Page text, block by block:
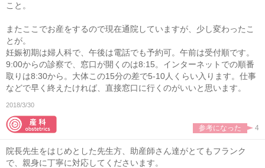
こと。
またここでお産をするので現在通院していますが、少し変わったこ
とが。
妊娠初期は婦人科で、午後は電話でも予約可。午前は受付順です。
9:00からの診察で、窓口が開くのは8:15。インターネットでの順番
取りは8:30から。大体この15分の差で5-10人くらい入ります。仕事
などで早く終えたければ、直接窓口に行くのがいいと思います。
2018/3/30
参考になった 4
院長先生をはじめとした先生方、助産師さん達がとてもフランク
で、親身に丁寧に対応してくださいます。